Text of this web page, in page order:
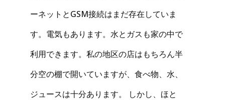
ーネットとGSM接続はまだ存在していま
す。電気もあります。水とガスも家の中で
利用できます。私の地区の店はもちろん半
分空の棚で開いていますが、食べ物、水、
ジュースは十分あります。 しかし、ほと